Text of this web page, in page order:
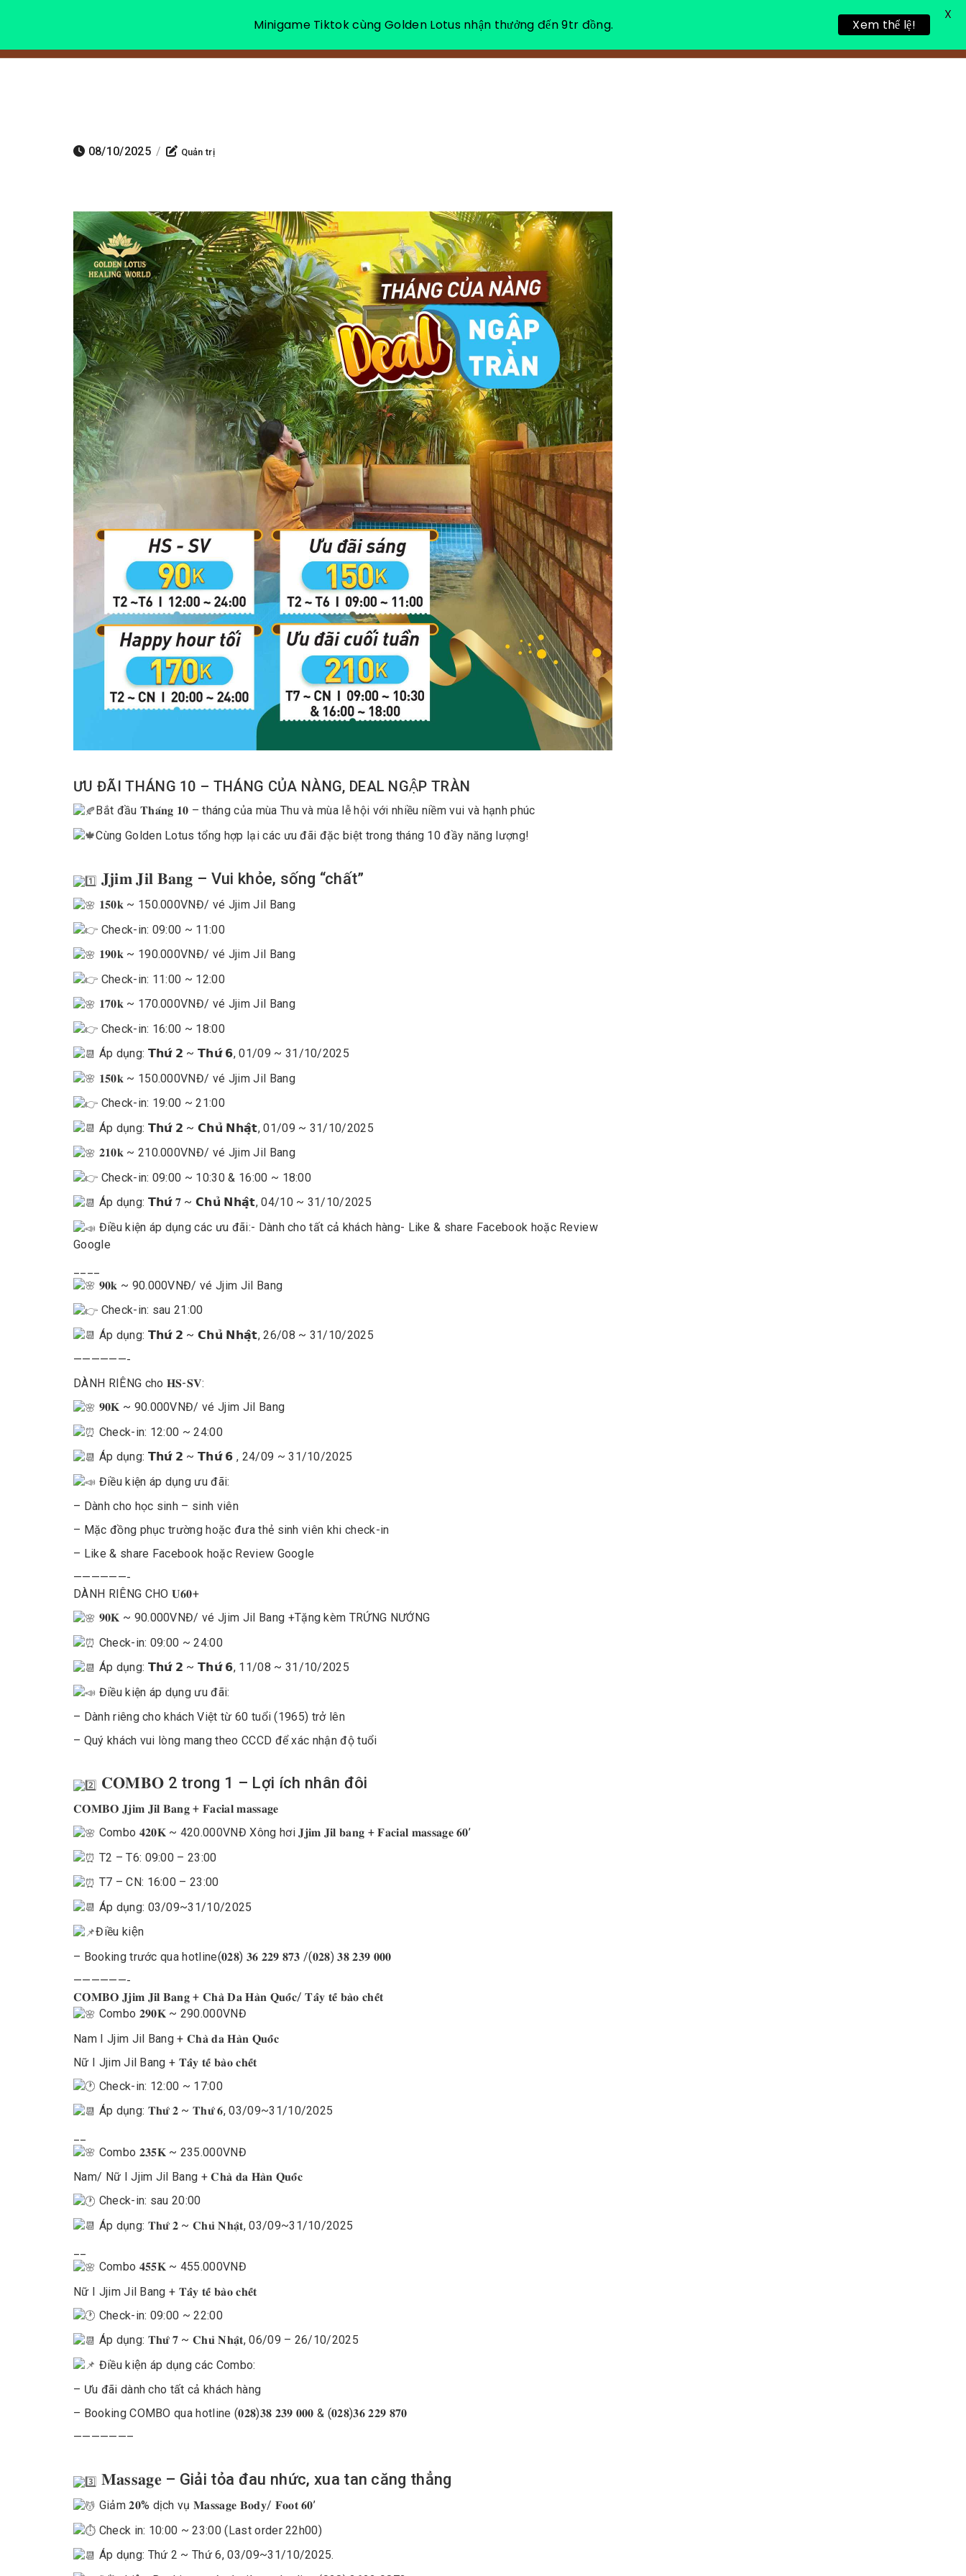
VỀ CHÚNG TÔI NGHỈ DƯỠNG THƯ GIÃN
08/10/2025 / Quản trị
ƯU ĐÃI THÁNG 10 – THÁNG CỦA NÀNG, DEAL NGẬP TRÀN
Bắt đầu 𝐓𝐡𝐚́𝐧𝐠 𝟏𝟎 – tháng của mùa Thu và mùa lễ hội với nhiều niềm vui và hạnh phúc
Cùng Golden Lotus tổng hợp lại các ưu đãi đặc biệt trong tháng 10 đầy năng lượng!
𝐉𝐣𝐢𝐦 𝐉𝐢𝐥 𝐁𝐚𝐧𝐠 – Vui khỏe, sống “chất”
𝟏𝟓𝟎𝐤 ~ 150.000VNĐ/ vé Jjim Jil Bang
Check-in: 09:00 ~ 11:00
𝟏𝟗𝟎𝐤 ~ 190.000VNĐ/ vé Jjim Jil Bang
Check-in: 11:00 ~ 12:00
𝟏𝟕𝟎𝐤 ~ 170.000VNĐ/ vé Jjim Jil Bang
Check-in: 16:00 ~ 18:00
Áp dụng: 𝗧𝗵𝘂̛́ 𝟮 ~ 𝗧𝗵𝘂̛́ 𝟲, 01/09 ~ 31/10/2025
𝟏𝟓𝟎𝐤 ~ 150.000VNĐ/ vé Jjim Jil Bang
Check-in: 19:00 ~ 21:00
Áp dụng: 𝗧𝗵𝘂̛́ 𝟮 ~ 𝗖𝗵𝘂̉ 𝗡𝗵𝗮̣̂𝘁, 01/09 ~ 31/10/2025
𝟐𝟏𝟎𝐤 ~ 210.000VNĐ/ vé Jjim Jil Bang
Check-in: 09:00 ~ 10:30 & 16:00 ~ 18:00
Áp dụng: 𝗧𝗵𝘂̛́ 𝟕 ~ 𝗖𝗵𝘂̉ 𝗡𝗵𝗮̣̂𝘁, 04/10 ~ 31/10/2025
Điều kiện áp dụng các ưu đãi:- Dành cho tất cả khách hàng- Like & share Facebook hoặc Review
Google
𝟗𝟎𝐤 ~ 90.000VNĐ/ vé Jjim Jil Bang
Check-in: sau 21:00
Áp dụng: 𝗧𝗵𝘂̛́ 𝟮 ~ 𝗖𝗵𝘂̉ 𝗡𝗵𝗮̣̂𝘁, 26/08 ~ 31/10/2025
——————-
DÀNH RIÊNG cho 𝐇𝐒-𝐒𝐕:
𝟗𝟎𝐊 ~ 90.000VNĐ/ vé Jjim Jil Bang
Check-in: 12:00 ~ 24:00
Áp dụng: 𝗧𝗵𝘂̛́ 𝟮 ~ 𝗧𝗵𝘂̛́ 𝟲 , 24/09 ~ 31/10/2025
Điều kiện áp dụng ưu đãi:
– Dành cho học sinh – sinh viên
– Mặc đồng phục trường hoặc đưa thẻ sinh viên khi check-in
– Like & share Facebook hoặc Review Google
——————-
DÀNH RIÊNG CHO 𝐔𝟔𝟎+
𝟗𝟎𝐊 ~ 90.000VNĐ/ vé Jjim Jil Bang +Tặng kèm TRỨNG NƯỚNG
Check-in: 09:00 ~ 24:00
Áp dụng: 𝗧𝗵𝘂̛́ 𝟮 ~ 𝗧𝗵𝘂̛́ 𝟲, 11/08 ~ 31/10/2025
Điều kiện áp dụng ưu đãi:
– Dành riêng cho khách Việt từ 60 tuổi (1965) trở lên
– Quý khách vui lòng mang theo CCCD để xác nhận độ tuổi
𝐂𝐎𝐌𝐁𝐎 2 trong 1 – Lợi ích nhân đôi
𝐂𝐎𝐌𝐁𝐎 𝐉𝐣𝐢𝐦 𝐉𝐢𝐥 𝐁𝐚𝐧𝐠 + 𝐅𝐚𝐜𝐢𝐚𝐥 𝐦𝐚𝐬𝐬𝐚𝐠𝐞
Combo 𝟒𝟐𝟎𝐊 ~ 420.000VNĐ Xông hơi 𝐉𝐣𝐢𝐦 𝐉𝐢𝐥 𝐛𝐚𝐧𝐠 + 𝐅𝐚𝐜𝐢𝐚𝐥 𝐦𝐚𝐬𝐬𝐚𝐠𝐞 𝟔𝟎’
T2 – T6: 09:00 – 23:00
T7 – CN: 16:00 – 23:00
Áp dụng: 03/09~31/10/2025
Điều kiện
– Booking trước qua hotline(𝟎𝟐𝟖) 𝟑𝟔 𝟐𝟐𝟗 𝟖𝟕𝟑 /(𝟎𝟐𝟖) 𝟑𝟖 𝟐𝟑𝟗 𝟎𝟎𝟎
——————-
𝐂𝐎𝐌𝐁𝐎 𝐉𝐣𝐢𝐦 𝐉𝐢𝐥 𝐁𝐚𝐧𝐠 + 𝐂𝐡𝐚̀ 𝐃𝐚 𝐇𝐚̀𝐧 𝐐𝐮𝐨̂́𝐜/ 𝐓𝐚̂̉𝐲 𝐭𝐞̂́ 𝐛𝐚̀𝐨 𝐜𝐡𝐞̂́𝐭
Combo 𝟐𝟗𝟎𝐊 ~ 290.000VNĐ
Nam I Jjim Jil Bang + 𝐂𝐡𝐚̀ 𝐝𝐚 𝐇𝐚̀𝐧 𝐐𝐮𝐨̂́𝐜
Nữ I Jjim Jil Bang + 𝐓𝐚̂̉𝐲 𝐭𝐞̂́ 𝐛𝐚̀𝐨 𝐜𝐡𝐞̂́𝐭
Check-in: 12:00 ~ 17:00
Áp dụng: 𝐓𝐡𝐮̛́ 𝟐 ~ 𝐓𝐡𝐮̛́ 𝟔, 03/09~31/10/2025
Combo 𝟐𝟑𝟓𝐊 ~ 235.000VNĐ
Nam/ Nữ I Jjim Jil Bang + 𝐂𝐡𝐚̀ 𝐝𝐚 𝐇𝐚̀𝐧 𝐐𝐮𝐨̂́𝐜
Check-in: sau 20:00
Áp dụng: 𝐓𝐡𝐮̛́ 𝟐 ~ 𝐂𝐡𝐮̉ 𝐍𝐡𝐚̣̂𝐭, 03/09~31/10/2025
Combo 𝟒𝟓𝟓𝐊 ~ 455.000VNĐ
Nữ I Jjim Jil Bang + 𝐓𝐚̂̉𝐲 𝐭𝐞̂́ 𝐛𝐚̀𝐨 𝐜𝐡𝐞̂́𝐭
Check-in: 09:00 ~ 22:00
Áp dụng: 𝐓𝐡𝐮̛́ 𝟕 ~ 𝐂𝐡𝐮̉ 𝐍𝐡𝐚̣̂𝐭, 06/09 – 26/10/2025
Điều kiện áp dụng các Combo:
– Ưu đãi dành cho tất cả khách hàng
– Booking COMBO qua hotline (𝟎𝟐𝟖)𝟑𝟖 𝟐𝟑𝟗 𝟎𝟎𝟎 & (𝟎𝟐𝟖)𝟑𝟔 𝟐𝟐𝟗 𝟖𝟕𝟎
——————–
𝐌𝐚𝐬𝐬𝐚𝐠𝐞 – Giải tỏa đau nhức, xua tan căng thẳng
Giảm 𝟐𝟎% dịch vụ 𝐌𝐚𝐬𝐬𝐚𝐠𝐞 𝐁𝐨𝐝𝐲/ 𝐅𝐨𝐨𝐭 𝟔𝟎’
Check in: 10:00 ~ 23:00 (Last order 22h00)
Áp dụng: Thứ 2 ~ Thứ 6, 03/09~31/10/2025.
Minigame Tiktok cùng Golden Lotus nhận thưởng đến 9tr đồng. Xem thể lệ!
X